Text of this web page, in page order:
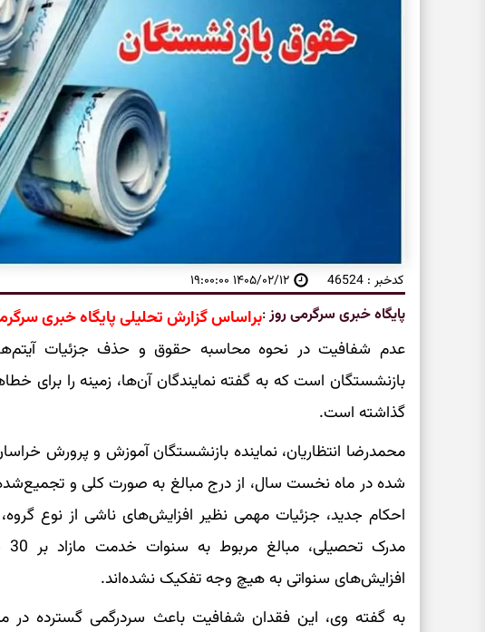
کدخبر : 46524 ۱۴۰۵/۰۲/۱۲ ۱۹:۰۰:۰۰
پایگاه خبری سرگرمی روز:براساس گزارش تحلیلی پایگاه خبری
عدم شفافیت در نحوه محاسبه حقوق و حذف جزئیات
بازنشستگان است که به گفته نمایندگان آن‌ها، زمینه را برای
گذاشته است.
محمدرضا انتظاریان، نماینده بازنشستگان آموزش و پرورش
شده در ماه نخست سال، از درج مبالغ به صورت کلی و تجمیع‌شده
احکام جدید، جزئیات مهمی نظیر افزایش‌های ناشی از نوع
افزایش‌های سنواتی به هیچ وجه تفکیک نشده‌اند.
به گفته وی، این فقدان شفافیت باعث سردرگمی گسترده در